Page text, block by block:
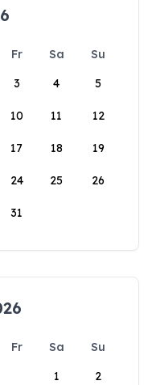
Fr Sa
Su
3 4 5
10 11 12
17 18 19
24 25 26
31
Fr Sa
Su
1
2